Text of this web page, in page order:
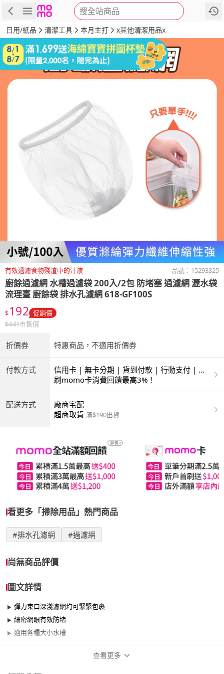
搜全站商品
商品 評價 詳情
日用/紙品 清潔工具 本月主打 x其他清潔用品x
有效過濾食物殘渣中的汁液 品號： 15293325
廚餘過濾網 水槽過濾袋 200入/2包 防堵塞 過濾網 瀝水袋
流理臺 廚餘袋 排水孔濾網 618-GF100S
$192 促銷價
$441市售價
折價券 特惠商品，不適用折價券
付款方式
信用卡 | 無卡分期 | 貨到付款 | 行動支付 | 超
商付款 | ATM | 銀聯卡
刷momo卡消費回饋最高3%！
配送方式
廠商宅配
超商取貨 滿$190出貨
看更多「掃除用品」熱門商品
#排水孔濾網 #過濾網
尚無商品評價
圖文詳情
彈力束口深淺濾網均可緊緊包裹
細密網眼有效防堵
適用各種大小水槽
查看更多